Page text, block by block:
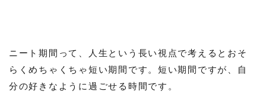
ニート期間って、人生という長い視点で考えるとおそ
らくめちゃくちゃ短い期間です。短い期間ですが、自
分の好きなように過ごせる時間です。